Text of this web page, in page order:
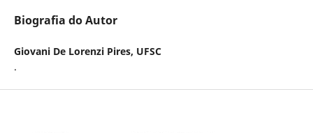
Biografia do Autor
Giovani De Lorenzi Pires, UFSC
.